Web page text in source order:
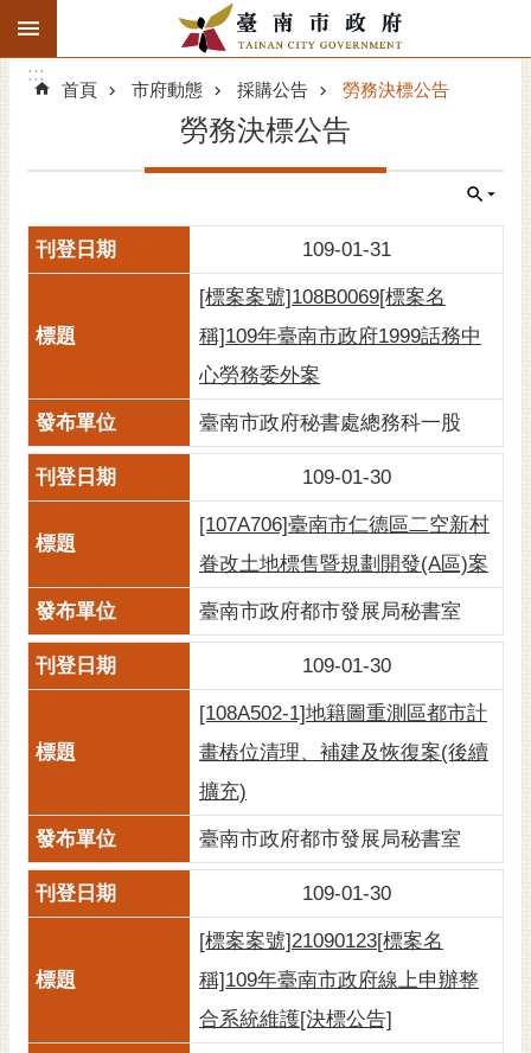
跳到主要內容區塊
搜
階
市府動態
市府團隊
市政資訊
市民互動
偉
哲
螢
光
泉
花
祭
覽
:::
:::
首頁 市府動態 採購公告 勞務決標公告
勞務決標公告
109-01-31
[標案案號]108B0069[標案名
稱]109年臺南市政府1999話務中
心勞務委外案
臺南市政府秘書處總務科一股
109-01-30
[107A706]臺南市仁德區二空新村
眷改土地標售暨規劃開發(A區)案
臺南市政府都市發展局秘書室
109-01-30
[108A502-1]地籍圖重測區都市計
畫樁位清理、補建及恢復案(後續
擴充)
臺南市政府都市發展局秘書室
109-01-30
[標案案號]21090123[標案名
稱]109年臺南市政府線上申辦整
合系統維護[決標公告]